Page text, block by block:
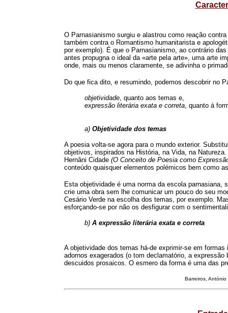
O Parnasianismo surgiu e alastrou como reação
também contra o Romantismo humanitarista e
por exemplo). É que o Parnasianismo, ao contrário
antes propugna o ideal da «arte pela arte», uma arte
onde, mais ou menos claramente, se adivinha o
Do que fica dito, e resumindo, podemos descobrir no
objetividade, quanto aos temas e,
expressão literária exata e correta, quanto à
a) Objetividade dos temas
A poesia volta-se agora para o mundo exterior.
objetivos, inspirados na História, na Vida, na
Hernâni Cidade (O Conceito de Poesia como
conteúdo quaisquer elementos polémicos bem como
Esta objetividade é uma norma da escola
crie uma obra sem lhe comunicar um pouco do seu
Cesário Verde na escolha dos temas, por exemplo.
esforçando-se por não os desfigurar com o
b) A expressão literária exata e correta
A objetividade dos temas há-de exprimir-se em
adornos exagerados (o tom declamatório, a
descuidos prosaicos. O esmero da forma é uma das
Barreiros,